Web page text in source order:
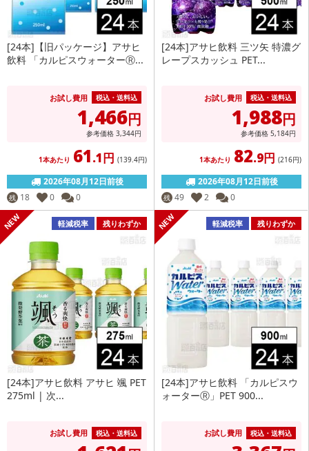
[24本]【旧パッケージ】アサヒ
飲料 「カルピスウォーターⓇ...
お試し費用 税込・送料込
1,466円
参考価格 3,344円
1本あたり 61.1円 (139.4円)
2026年08月12日前後
残 18 0 0
[24本]アサヒ飲料 三ツ矢 特濃グ
レープスカッシュ PET...
お試し費用 税込・送料込
1,988円
参考価格 5,184円
1本あたり 82.9円 (216円)
2026年08月12日前後
残 49 2 0
軽減税率 残りわずか
[24本]アサヒ飲料 アサヒ 颯 PET
275ml | 次...
お試し費用 税込・送料込
軽減税率 残りわずか
[24本]アサヒ飲料 「カルピスウ
ォーターⓇ」PET 900...
お試し費用 税込・送料込